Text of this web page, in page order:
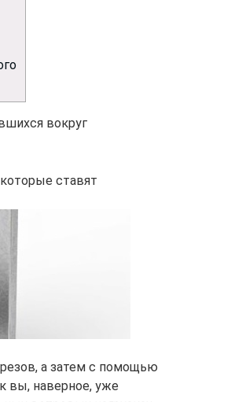
вокруг
ставят
а затем с помощью
вы, наверное, уже